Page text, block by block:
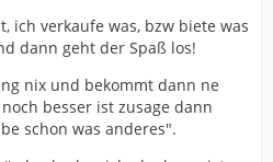
ich verkaufe was, bzw biete was
dann geht der Spaß los!
nix und bekommt dann ne
besser ist zusage dann
schon was anderes".